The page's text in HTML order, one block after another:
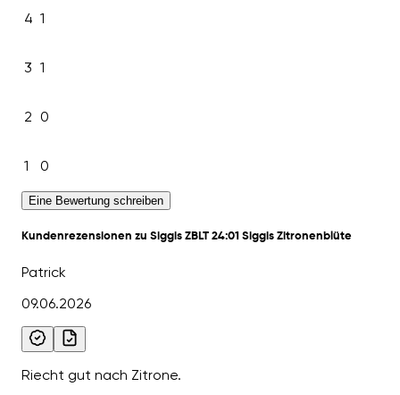
4 1
3 1
2 0
1 0
Eine Bewertung schreiben
Kundenrezensionen zu Siggis ZBLT 24:01 Siggis Zitronenblüte
Patrick
09.06.2026
Riecht gut nach Zitrone.